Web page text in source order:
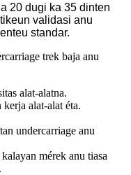
20 dugi ka 35 dinten
validasi anu
standar.
trek baja anu
alat-alatna.
kerja alat-alat éta.
undercarriage anu
mérek anu tiasa